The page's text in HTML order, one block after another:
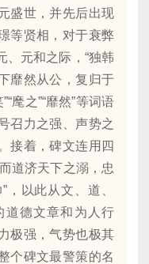
盛世，并先后出现
等贤相，对于衰弊
、元和之际，“独韩
靡然从公，复归于
麾之”“靡然”等词语
召力之强、声势之
接着，碑文连用四
道济天下之溺，忠
以此从文、道、
道德文章和为人行
极强，气势也极其
个碑文最警策的名